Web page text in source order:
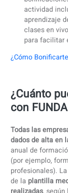
registrar la
la
debe
informe
necesarios
Fundae de
empleados
Este
realizada y
actividad